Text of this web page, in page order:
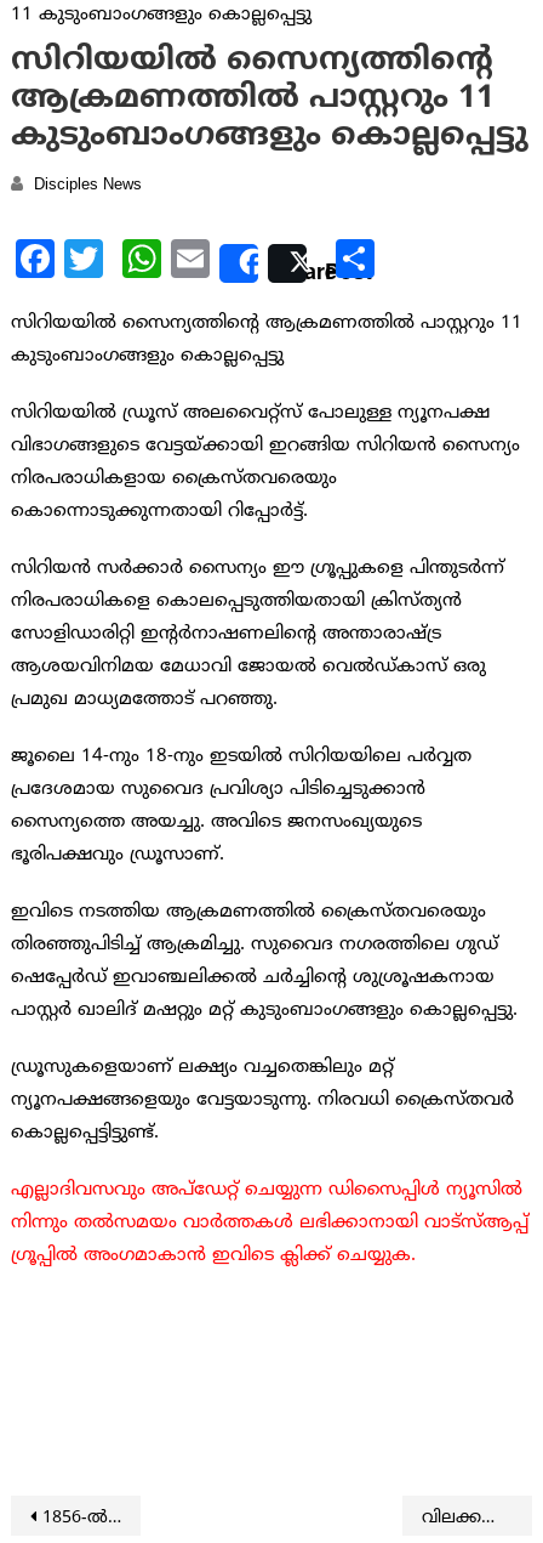
സിറിയയില്‍ സൈന്യത്തിന്റെ
ആക്രമണത്തില്‍ പാസ്റ്ററും 11
കുടുംബാംഗങ്ങളും കൊല്ലപ്പെട്ടു
Disciples News
Facebook
TwitterWhatsApp
EmailSharePostShare
സിറിയയില്‍ സൈന്യത്തിന്റെ ആക്രമണത്തില്‍ പാസ്റ്ററും 11
കുടുംബാംഗങ്ങളും കൊല്ലപ്പെട്ടു
സിറിയയില്‍ ഡ്രൂസ് അലവൈറ്റ്സ് പോലുള്ള ന്യൂനപക്ഷ
വിഭാഗങ്ങളുടെ വേട്ടയ്ക്കായി ഇറങ്ങിയ സിറിയന്‍ സൈന്യം
നിരപരാധികളായ ക്രൈസ്തവരെയും
കൊന്നൊടുക്കുന്നതായി റിപ്പോര്‍ട്ട്.
സിറിയന്‍ സര്‍ക്കാര്‍ സൈന്യം ഈ ഗ്രൂപ്പുകളെ പിന്തുടര്‍ന്ന്
നിരപരാധികളെ കൊലപ്പെടുത്തിയതായി ക്രിസ്ത്യന്‍
സോളിഡാരിറ്റി ഇന്റര്‍നാഷണലിന്റെ അന്താരാഷ്ട്ര
ആശയവിനിമയ മേധാവി ജോയല്‍ വെല്‍ഡ്കാസ് ഒരു
പ്രമുഖ മാധ്യമത്തോട് പറഞ്ഞു.
ജൂലൈ 14-നും 18-നും ഇടയില്‍ സിറിയയിലെ പര്‍വ്വത
പ്രദേശമായ സുവൈദ പ്രവിശ്യാ പിടിച്ചെടുക്കാന്‍
സൈന്യത്തെ അയച്ചു. അവിടെ ജനസംഖ്യയുടെ
ഭൂരിപക്ഷവും ഡ്രൂസാണ്.
ഇവിടെ നടത്തിയ ആക്രമണത്തില്‍ ക്രൈസ്തവരെയും
തിരഞ്ഞുപിടിച്ച് ആക്രമിച്ചു. സുവൈദ നഗരത്തിലെ ഗുഡ്
ഷെപ്പേര്‍ഡ് ഇവാഞ്ചലിക്കല്‍ ചര്‍ച്ചിന്റെ ശുശ്രൂഷകനായ
പാസ്റ്റര്‍ ഖാലിദ് മഷറ്റും മറ്റ് കുടുംബാംഗങ്ങളും കൊല്ലപ്പെട്ടു.
ഡ്രൂസുകളെയാണ് ലക്ഷ്യം വച്ചതെങ്കിലും മറ്റ്
ന്യൂനപക്ഷങ്ങളെയും വേട്ടയാടുന്നു. നിരവധി ക്രൈസ്തവര്‍
കൊല്ലപ്പെട്ടിട്ടുണ്ട്.
എല്ലാദിവസവും അപ്ഡേറ്റ് ചെയ്യുന്ന ഡിസൈപ്പിൾ ന്യൂസിൽ
നിന്നും തൽസമയം വാർത്തകൾ ലഭിക്കാനായി വാട്സ്ആപ്പ്
ഗ്രൂപ്പിൽ അംഗമാകാൻ ഇവിടെ ക്ലിക്ക് ചെയ്യുക.
Post navigation
1856-ല്‍ ചാള്‍സ് സ്പര്‍ജന്‍ സ്ഥാപിച്ച പ്രമുഖ ലണ്ടന്‍ ബൈബിള്‍ കോളേജ് അടച്ചുപൂട്ടി വിലക്കപ്പെട്ട ദൈവവിശ്വാസികള്‍ക്ക് മറ്റൊരു വലിയ വിജയം കൂടി നേടിക്കൊടുത്ത് ട്രംപ്